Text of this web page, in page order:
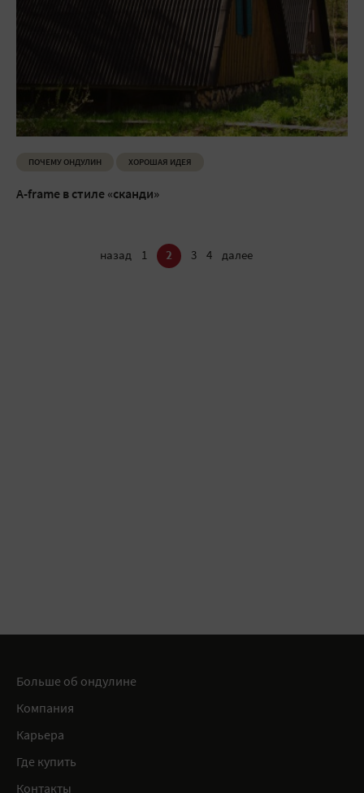
ПОЧЕМУ ОНДУЛИН ХОРОШАЯ ИДЕЯ
A-frame в стиле «сканди»
назад 1 2 3 4 далее
Больше об ондулине
Компания
Карьера
Где купить
Контакты